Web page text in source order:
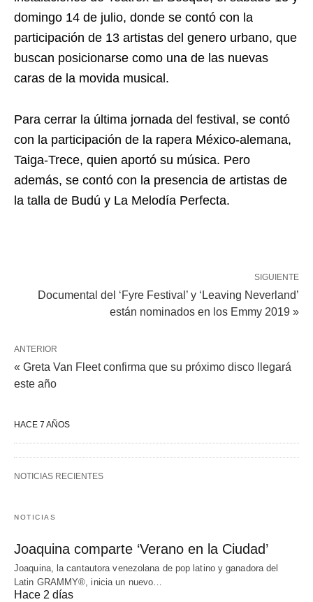
domingo 14 de julio, donde se contó con la
participación de 13 artistas del genero urbano, que
buscan posicionarse como una de las nuevas
caras de la movida musical.
Para cerrar la última jornada del festival, se contó
con la participación de la rapera México-alemana,
Taiga-Trece, quien aportó su música. Pero
además, se contó con la presencia de artistas de
la talla de Budú y La Melodía Perfecta.
SIGUIENTE
Documental del ‘Fyre Festival’ y ‘Leaving Neverland’
están nominados en los Emmy 2019 »
ANTERIOR
« Greta Van Fleet confirma que su próximo disco llegará
este año
HACE 7 AÑOS
NOTICIAS RECIENTES
NOTICIAS
Joaquina comparte ‘Verano en la Ciudad’
Joaquina, la cantautora venezolana de pop latino y ganadora del
Latin GRAMMY®, inicia un nuevo…
Hace 2 días